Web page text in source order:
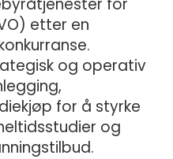
etter en
og operativ
for å styrke
og